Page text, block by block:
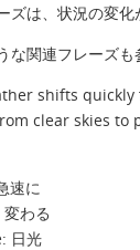
ズは、状況の変化
な関連フレーズも
shifts quickly
clear skies to
速に
わる
日光